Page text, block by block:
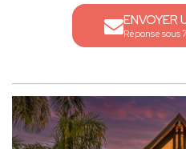
ENVOYER
Réponse sous